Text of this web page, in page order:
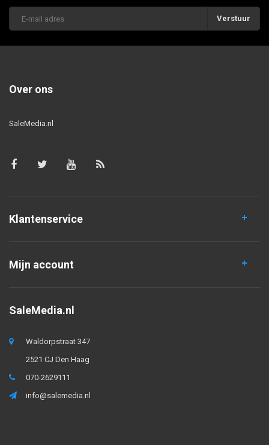
Verstuur
Over ons
SaleMedia.nl
Klantenservice
Mijn account
SaleMedia.nl
Waldorpstraat 347
2521 CJ Den Haag
070-2629111
info@salemedia.nl